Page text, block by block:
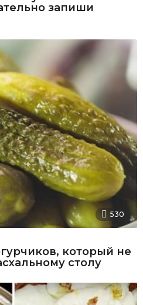
запиши
530
который не
столу